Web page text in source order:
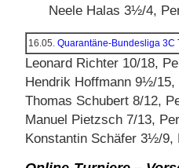
Neele Halas 3½/4,
16.05. Quarantäne-Bundesliga 3C
Leonard Richter 10/18,
Hendrik Hoffmann 9½/15,
Thomas Schubert 8/12,
Manuel Pietzsch 7/13,
Konstantin Schäfer 3½/9,